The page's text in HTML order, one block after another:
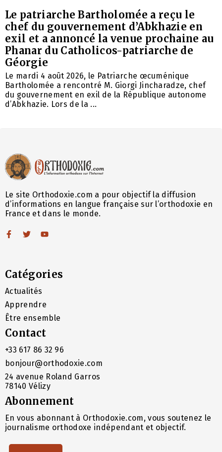
Le patriarche Bartholomée a reçu le
chef du gouvernement d’Abkhazie en
exil et a annoncé la venue prochaine au
Phanar du Catholicos-patriarche de
Géorgie
Le mardi 4 août 2026, le Patriarche œcuménique
Bartholomée a rencontré M. Giorgi Jincharadze, chef
du gouvernement en exil de la République autonome
d’Abkhazie. Lors de la ...
Le site Orthodoxie.com a pour objectif la diffusion
d’informations en langue française sur l’orthodoxie en
France et dans le monde.
Catégories
Actualités
Apprendre
Être ensemble
Contact
+33 617 86 32 96
bonjour@orthodoxie.com
24 avenue Roland Garros
78140 Vélizy
Abonnement
En vous abonnant à Orthodoxie.com, vous soutenez le
journalisme orthodoxe indépendant et objectif.